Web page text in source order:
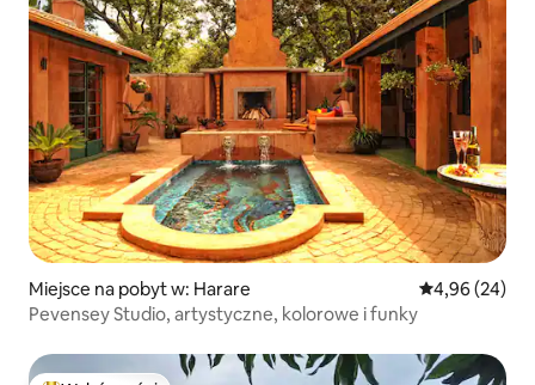
Miejsce na pobyt w: Harare Średnia
4,96 (24)
Pevensey Studio, artystyczne, kolorowe i funky